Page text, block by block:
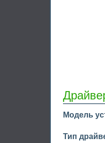
Модель
Тип